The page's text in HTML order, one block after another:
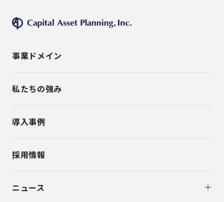
事業ドメイン
私たちの強み
導入事例
採用情報
ニュース